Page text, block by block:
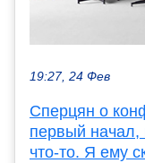
19:27, 24 Фев
Сперцян о
первый начал,
что-то. Я ему